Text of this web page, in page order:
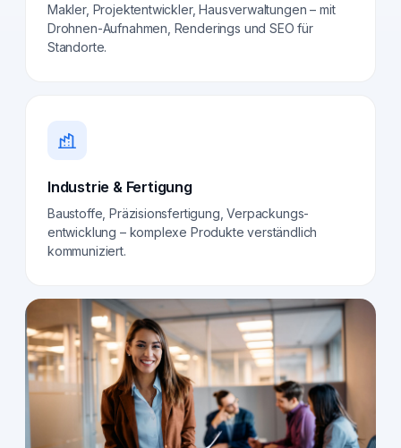
Makler, Projektentwickler, Hausverwaltungen – mit
Drohnen-Aufnahmen, Renderings und SEO für
Standorte.
Industrie & Fertigung
Baustoffe, Präzisionsfertigung, Verpackungs­
entwicklung – komplexe Produkte verständlich
kommuniziert.